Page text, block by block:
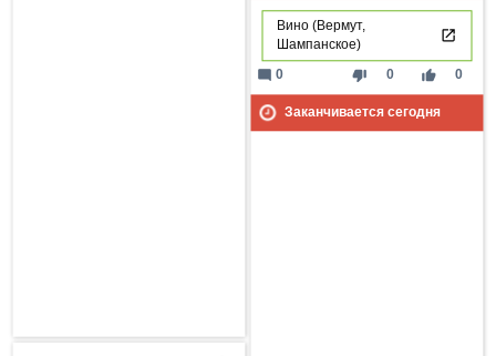
Вино (Вермут,
Шампанское)
thumb_down 0 thumb_up 0
mode_comment 0
Заканчивается сегодня